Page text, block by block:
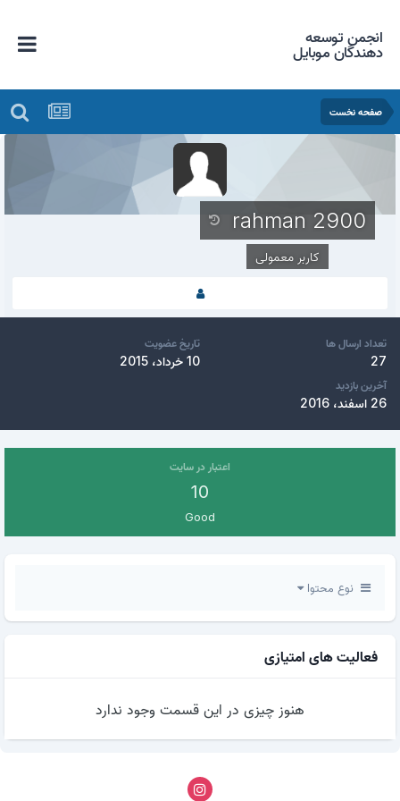
انجمن توسعه
دهندگان موبایل
صفحه نخست
rahman 2900
کاربر معمولی
تعداد ارسال ها
27
تاریخ عضویت
10 خرداد، 2015
آخرین بازدید
26 اسفند، 2016
اعتبار در سایت
10
Good
نوع محتوا
فعالیت های امتیازی
هنوز چیزی در این قسمت وجود ندارد